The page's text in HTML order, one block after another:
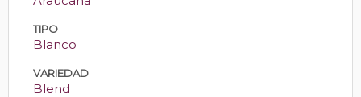
TIPO
Blanco
VARIEDAD
Blend